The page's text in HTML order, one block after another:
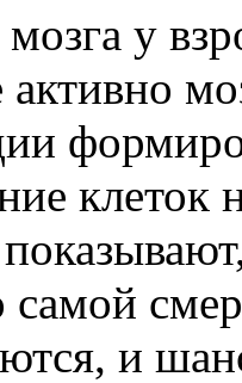
мозга у
и